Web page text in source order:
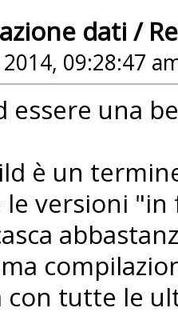
dati /
09:28:47
essere una
è un
versioni "in
con tutte le